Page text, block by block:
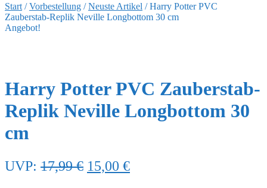
Start /Vorbestellung /Neuste Artikel /Harry Potter PVC
Zauberstab-Replik Neville Longbottom 30 cm
Angebot!
Harry Potter PVC Zauberstab-
Replik Neville Longbottom 30
cm
UVP: 17,99€ Ursprünglicher
15,00 €Aktueller